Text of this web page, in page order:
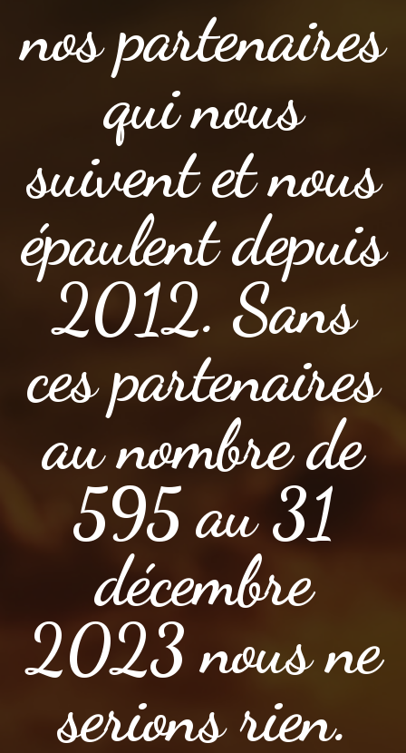
nos partenaires
qui nous
suivent et nous
épaulent depuis
2012. Sans
ces partenaires
au nombre de
595 au 31
décembre
2023 nous ne
serions rien.